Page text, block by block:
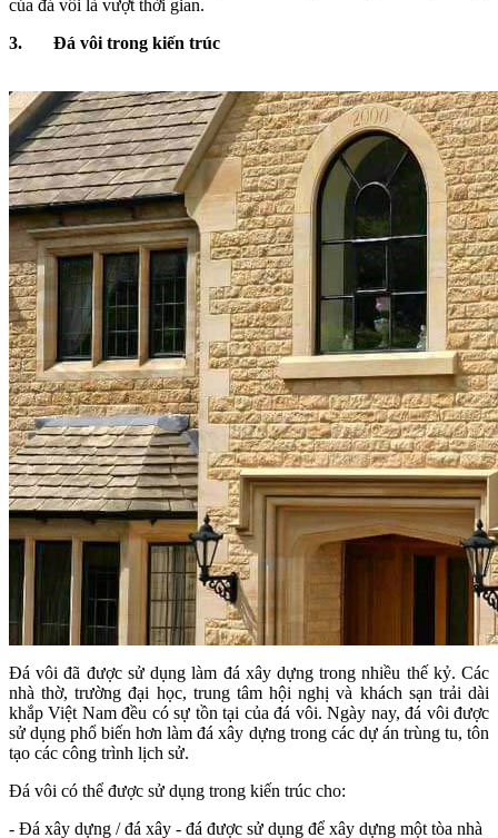
của đá vôi là vượt thời gian.
3. Đá vôi trong kiến ​​trúc
Đá vôi đã được sử dụng làm đá xây dựng trong nhiều thế kỷ. Các
nhà thờ, trường đại học, trung tâm hội nghị và khách sạn trải dài
khắp Việt Nam đều có sự tồn tại của đá vôi. Ngày nay, đá vôi được
sử dụng phổ biến hơn làm đá xây dựng trong các dự án trùng tu, tôn
tạo các công trình lịch sử.
Đá vôi có thể được sử dụng trong kiến ​​trúc cho:
- Đá xây dựng / đá xây - đá được sử dụng để xây dựng một tòa nhà